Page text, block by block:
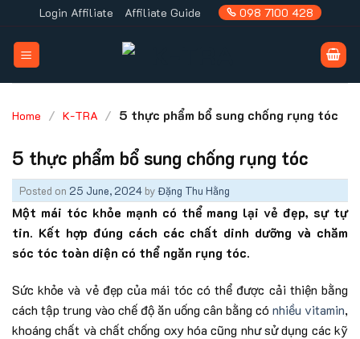
to
content
Login Affiliate Affiliate Guide 098 7100 428
Home / K-TRA / 5 thực phẩm bổ sung chống rụng tóc
5 thực phẩm bổ sung chống rụng tóc
Posted on 25 June, 2024 byĐặng Thu Hằng
Một mái tóc khỏe mạnh có thể mang lại vẻ đẹp, sự tự
tin. Kết hợp đúng cách các chất dinh dưỡng và chăm
sóc tóc toàn diện có thể ngăn rụng tóc.
Sức khỏe và vẻ đẹp của mái tóc có thể được cải thiện bằng
cách tập trung vào chế độ ăn uống cân bằng có nhiều vitamin,
khoáng chất và chất chống oxy hóa cũng như sử dụng các kỹ